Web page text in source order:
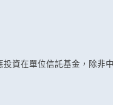
資在單位信託基金，除非